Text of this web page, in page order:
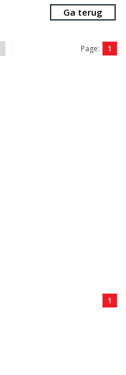
Ga terug
Page: 1
1